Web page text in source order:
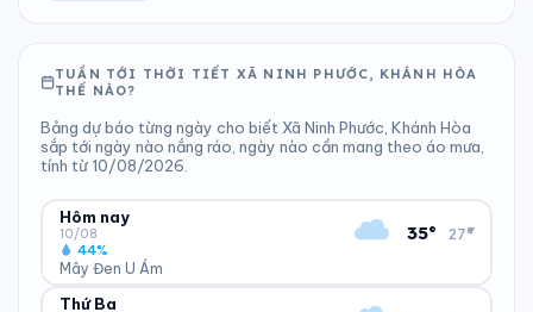
TUẦN TỚI THỜI TIẾT XÃ NINH PHƯỚC, KHÁNH HÒA
THẾ NÀO?
Bảng dự báo từng ngày cho biết Xã Ninh Phước, Khánh Hòa
sắp tới ngày nào nắng ráo, ngày nào cần mang theo áo mưa,
tính từ 10/08/2026.
Hôm nay
10/08
Mây Đen U Ám
44%
35° 27°
▾
ĐỘ ẨM
Thứ Ba